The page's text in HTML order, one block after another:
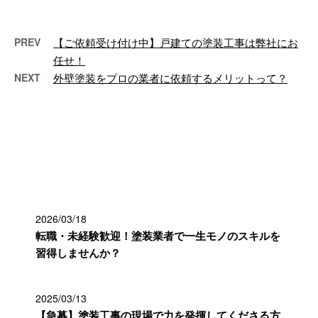
PREV
【ご依頼受け付け中】戸建ての塗装工事は弊社にお
任せ！
NEXT 外壁塗装をプロの業者に依頼するメリットって？
2026/03/18
転職・未経験歓迎！塗装業者で一生モノのスキルを
習得しませんか？
2025/03/13